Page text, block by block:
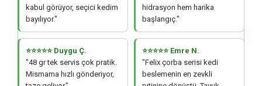
kabul görüyor, seçici kedim
bayılıyor."
hidrasyon hem harika
başlangıç."
⭐⭐⭐⭐⭐ Duygu Ç.
"48 gr tek servis çok pratik.
Mismama hızlı gönderiyor,
⭐⭐⭐⭐⭐ Emre N.
"Felix çorba serisi kedi
beslemenin en zevkli